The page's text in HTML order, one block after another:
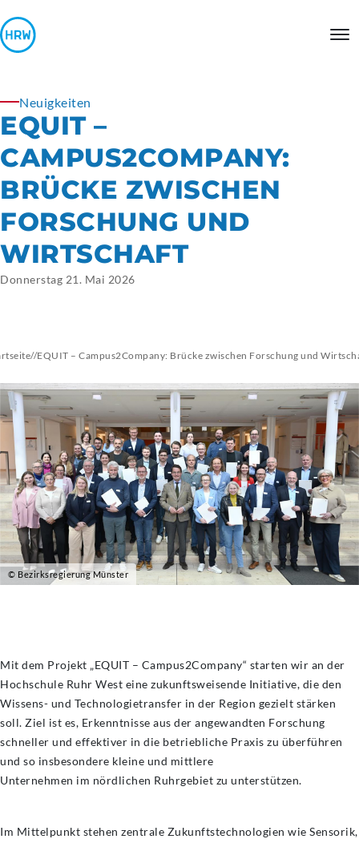
Neuigkeiten
EQUIT –
CAMPUS2COMPANY:
BRÜCKE ZWISCHEN
FORSCHUNG UND
WIRTSCHAFT
Donnerstag 21. Mai 2026
//EQUIT – Campus2Company: Brücke zwischen Forschung und
© Bezirksregierung Münster
Mit dem Projekt „EQUIT – Campus2Company“ starten wir an der
Hochschule Ruhr West eine zukunftsweisende Initiative, die den
Wissens- und Technologietransfer in der Region gezielt stärken
soll. Ziel ist es, Erkenntnisse aus der angewandten Forschung
schneller und effektiver in die betriebliche Praxis zu überführen
und so insbesondere kleine und mittlere
Unternehmen im nördlichen Ruhrgebiet zu unterstützen.
Im Mittelpunkt stehen zentrale Zukunftstechnologien wie Sensorik,